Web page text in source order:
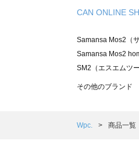
CAN ONLINE
Samansa Mos2（
Samansa Mos2
SM2（エスエムツ
TSUHARU by
Samansa Mos2
その他のブランド
Wpc. 商品一覧